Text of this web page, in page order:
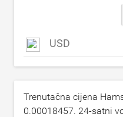
USD
Trenutačna cijena
0.00018457. 24-satni